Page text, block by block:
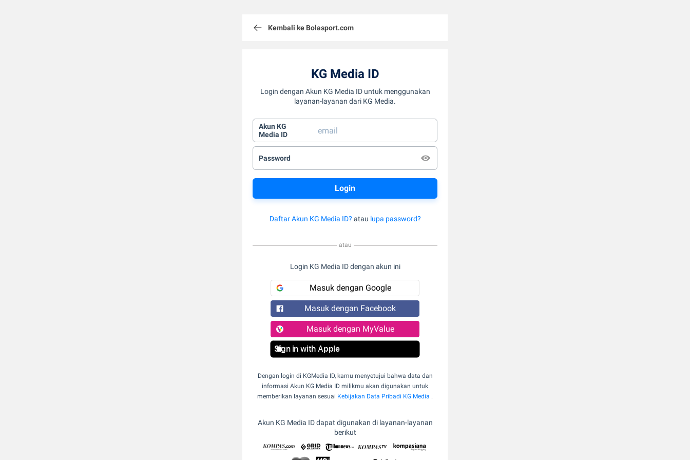
Kembali ke Bolasport.com
KG Media ID
Login dengan Akun KG Media ID untuk menggunakan
layanan-layanan dari KG Media.
Akun KG
Media ID
Password
Daftar Akun KG Media ID? atau lupa password?
atau
Login KG Media ID dengan akun ini
Masuk dengan Google
Masuk dengan Facebook
Masuk dengan MyValue
Sign in with Apple
Dengan login di KGMedia ID, kamu menyetujui bahwa data dan
informasi Akun KG Media ID milikmu akan digunakan untuk
memberikan layanan sesuai Kebijakan Data Pribadi KG Media .
Akun KG Media ID dapat digunakan di layanan-layanan
berikut